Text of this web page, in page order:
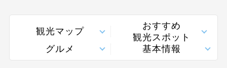
観光マップ
おすすめ
観光スポット
グルメ
基本情報